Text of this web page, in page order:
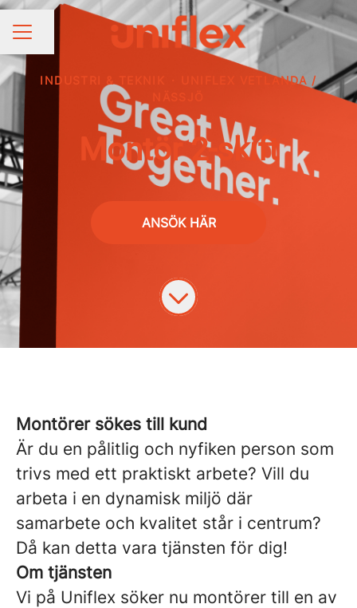
KARRIÄRMENY
Dela sidan
INDUSTRI & TEKNIK
UNIFLEX VETLANDA /
Montör 2-skift
ANSÖK HÄR
Montörer sökes till kund
Är du en pålitlig och nyfiken person som
trivs med ett praktiskt arbete? Vill du
arbeta i en dynamisk miljö där
samarbete och kvalitet står i centrum?
Då kan detta vara tjänsten för dig!
Om tjänsten
Vi på Uniflex söker nu montörer till en av